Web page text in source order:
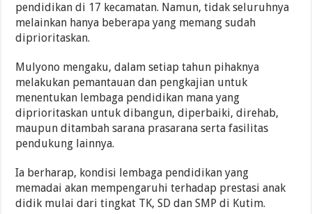
pendidikan di 17 kecamatan. Namun, tidak seluruhnya
melainkan hanya beberapa yang memang sudah
diprioritaskan.
Mulyono mengaku, dalam setiap tahun pihaknya
melakukan pemantauan dan pengkajian untuk
menentukan lembaga pendidikan mana yang
diprioritaskan untuk dibangun, diperbaiki, direhab,
maupun ditambah sarana prasarana serta fasilitas
pendukung lainnya.
Ia berharap, kondisi lembaga pendidikan yang
memadai akan mempengaruhi terhadap prestasi anak
didik mulai dari tingkat TK, SD dan SMP di Kutim.